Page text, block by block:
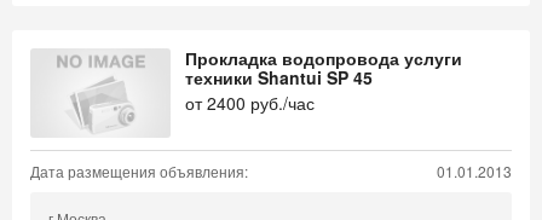
Прокладка водопровода услуги
техники Shantui SP 45
от2400 руб./час
Дата размещения объявления: 01.01.2013